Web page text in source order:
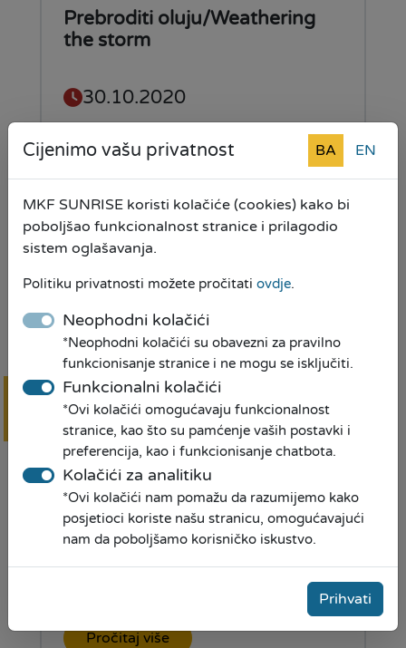
Prebroditi oluju/Weathering
the storm
30.10.2020
Pročitaj više
MKF SUNRISE u Cazinu na
novoj lokaciji i adresi
21.10.2020
Pročitaj više
Mudro do kredita!
Pročitaj više
Cijenimo vašu privatnost BA EN
MKF SUNRISE koristi kolačiće (cookies) kako bi
poboljšao funkcionalnost stranice i prilagodio
sistem oglašavanja.
Politiku privatnosti možete pročitati ovdje.
Neophodni kolačići
*Neophodni kolačići su obavezni za pravilno
funkcionisanje stranice i ne mogu se isključiti.
Funkcionalni kolačići
*Ovi kolačići omogućavaju funkcionalnost
stranice, kao što su pamćenje vaših postavki i
preferencija, kao i funkcionisanje chatbota.
Kolačići za analitiku
*Ovi kolačići nam pomažu da razumijemo kako
posjetioci koriste našu stranicu, omogućavajući
nam da poboljšamo korisničko iskustvo.
Prihvati